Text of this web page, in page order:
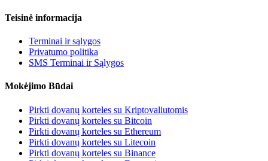
Teisinė informacija
Terminai ir sąlygos
Privatumo politika
SMS Terminai ir Sąlygos
Mokėjimo Būdai
Pirkti dovanų korteles su Kriptovaliutomis
Pirkti dovanų korteles su Bitcoin
Pirkti dovanų korteles su Ethereum
Pirkti dovanų korteles su Litecoin
Pirkti dovanų korteles su Binance